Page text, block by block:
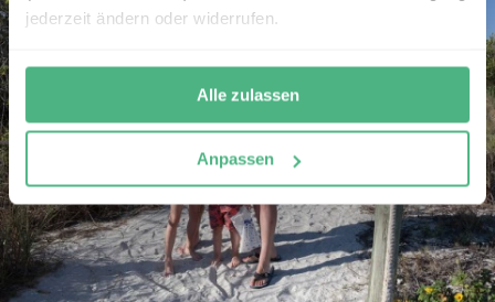
jederzeit ändern oder widerrufen.
Alle zulassen
Anpassen